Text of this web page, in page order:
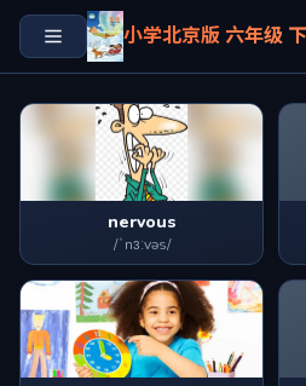
小学北京版 六年级
nervous
/ˈnɜːvəs/